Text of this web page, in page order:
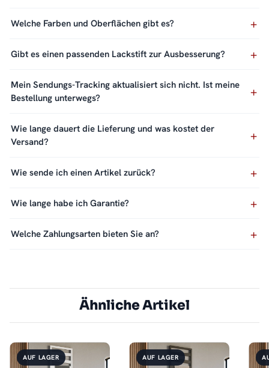
Welche Farben und Oberflächen gibt es?
Gibt es einen passenden Lackstift zur Ausbesserung?
Mein Sendungs-Tracking aktualisiert sich nicht. Ist meine
Bestellung unterwegs?
Wie lange dauert die Lieferung und was kostet der
Versand?
Wie sende ich einen Artikel zurück?
Wie lange habe ich Garantie?
Welche Zahlungsarten bieten Sie an?
Ähnliche Artikel
AUF LAGER AUF LAGER